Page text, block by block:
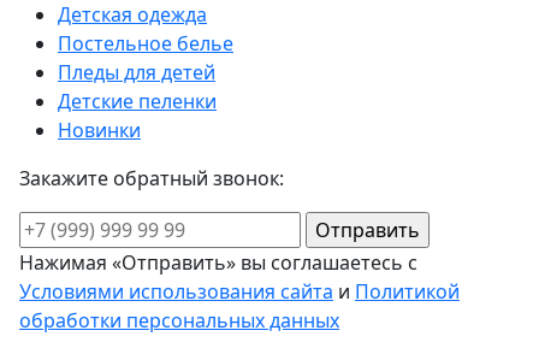
Детская одежда
Постельное белье
Пледы для детей
Детские пеленки
Новинки
Закажите обратный звонок:
Нажимая «Отправить» вы соглашаетесь с
Условиями использования сайта и Политикой
обработки персональных данных